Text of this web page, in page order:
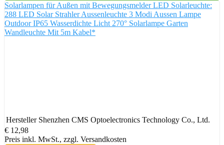
Solarlampen für Außen mit Bewegungsmelder LED Solarleuchte:
288 LED Solar Strahler Aussenleuchte 3 Modi Aussen Lampe
Outdoor IP65 Wasserdichte Licht 270° Solarlampe Garten
Wandleuchte Mit 5m Kabel*
Hersteller ‎Shenzhen CMS Optoelectronics Technology Co., Ltd.
€ 12,98
Preis inkl. MwSt., zzgl. Versandkosten